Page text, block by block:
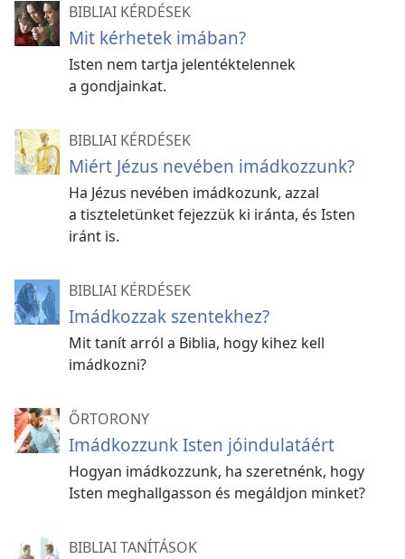
BIBLIAI KÉRDÉSEK
Mit kérhetek imában?
Isten nem tartja jelentéktelennek
a gondjainkat.
BIBLIAI KÉRDÉSEK
Miért Jézus nevében imádkozzunk?
Ha Jézus nevében imádkozunk, azzal
a tiszteletünket fejezzük ki iránta, és Isten
iránt is.
BIBLIAI KÉRDÉSEK
Imádkozzak szentekhez?
Mit tanít arról a Biblia, hogy kihez kell
imádkozni?
ŐRTORONY
Imádkozzunk Isten jóindulatáért
Hogyan imádkozzunk, ha szeretnénk, hogy
Isten meghallgasson és megáldjon minket?
BIBLIAI TANÍTÁSOK